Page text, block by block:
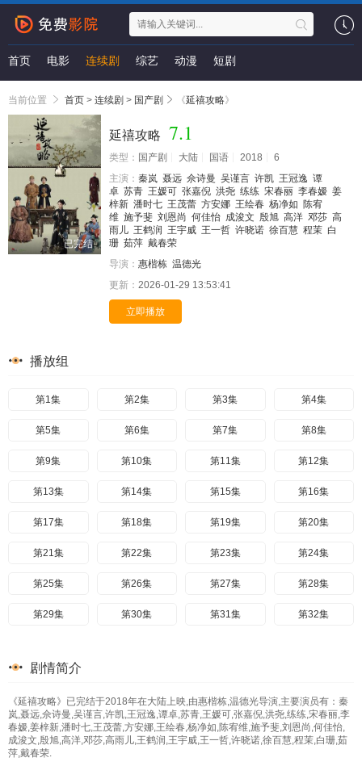
首页 电影 连续剧 综艺 动漫 短剧
当前位置 首页 > 连续剧 > 国产剧 《延禧攻略》
已完结
延禧攻略 7.1
类型： 国产剧 大陆 国语 2018
6
主演： 秦岚 聂远 佘诗曼 吴谨言 许凯 王冠逸 谭
卓 苏青 王媛可 张嘉倪 洪尧 练练 宋春丽 李春嫒 姜
梓新 潘时七 王茂蕾 方安娜 王绘春 杨净如 陈宥
维 施予斐 刘恩尚 何佳怡 成浚文 殷旭 高洋 邓莎 高
雨儿 王鹤润 王宇威 王一哲 许晓诺 徐百慧 程茉 白
珊 茹萍 戴春荣
导演： 惠楷栋 温德光
更新： 2026-01-29 13:53:41
立即播放
播放组
第1集 第2集 第3集 第4集
第5集 第6集 第7集 第8集
第9集 第10集 第11集 第12集
第13集 第14集 第15集 第16集
第17集 第18集 第19集 第20集
第21集 第22集 第23集 第24集
第25集 第26集 第27集 第28集
第29集 第30集 第31集 第32集
第37集
第41集 第42集 第43集 第44集
第45集 第46集 第47集 第48集
剧情简介
《延禧攻略》已完结于2018年在大陆上映,由惠楷栋,温德光导演,主要演员有：秦
岚,聂远,佘诗曼,吴谨言,许凯,王冠逸,谭卓,苏青,王媛可,张嘉倪,洪尧,练练,宋春丽,李
春嫒,姜梓新,潘时七,王茂蕾,方安娜,王绘春,杨净如,陈宥维,施予斐,刘恩尚,何佳怡,
成浚文,殷旭,高洋,邓莎,高雨儿,王鹤润,王宇威,王一哲,许晓诺,徐百慧,程茉,白珊,茹
萍,戴春荣.